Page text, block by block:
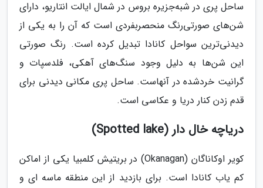
ساحل پری در شبه‌جزیره بروس در شمال ایالت انتاریو، دارای
شن‌های صورتی‌رنگ منحصربفردی است که آن را به یکی از
دیدنی‌ترین سواحل کانادا تبدیل کرده است. رنگ صورتی
این شن‌ها به دلیل وجود سنگ‌های آهکی، فلدسپات و
گرانیت خردشده در آنهاست. ساحل پری مکانی دیدنی برای
قدم زدن کنار دریا و عکاسی است.
دریاچه خال دار (Spotted lake)
کویر اوکاناگان (Okanagan) در بریتیش کلمبیا یکی از اماکن
کم یاب کانادا است. برای بازدید از این منطقه ماسه ای و